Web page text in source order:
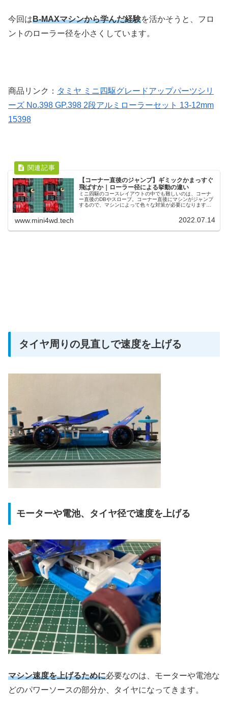
今回はB-MAXマシンから学んだ経験を活かそうと、フロ
ントのローラー径を小さくしています。
商品リンク： タミヤ ミニ四駆グレードアップパーツシリ
ーズ No.398 GP.398 2段アルミローラーセット 13-12mm
15398
【コーナー直後のジャンプ】ギミックかまっすぐ
飛ばすか｜ローラー径による挙動の違い
ミニ四駆のコースレイアウトの中でも難しいのは、コーナ
ー直後のDBやスロープ。コーナー直後にマシンがジャンプ
するので、マシンによって色々な対策が必要になります。
www.mini4wd.tech 2022.07.14
タイヤ周りの見直しで速度を上げる
モーターや電池、タイヤ径で速度を上げる
マシン速度を上げるために必要なのは、モーターや電池な
どのパワーソースの部分か、タイヤになってきます。